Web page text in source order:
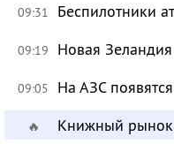
09:31 Беспилотники
09:19 Новая
09:05 На АЗС
🔥 Книжный рынок